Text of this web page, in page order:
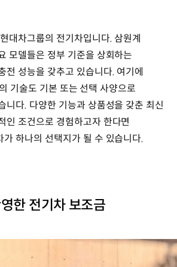
대차그룹의 전기차입니다. 삼원계
모델들은 정부 기준을 상회하는
전 성능을 갖추고 있습니다. 여기에
기술도 기본 또는 선택 사양으로
니다. 다양한 기능과 상품성을 갖춘 최신
인 조건으로 경험하고자 한다면
하나의 선택지가 될 수 있습니다.
한 전기차 보조금